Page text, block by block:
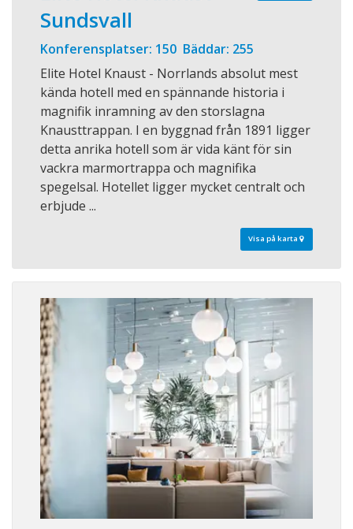
Sundsvall
Konferensplatser: 150 Bäddar: 255
Elite Hotel Knaust - Norrlands absolut mest
kända hotell med en spännande historia i
magnifik inramning av den storslagna
Knausttrappan. I en byggnad från 1891 ligger
detta anrika hotell som är vida känt för sin
vackra marmortrappa och magnifika
spegelsal. Hotellet ligger mycket centralt och
erbjude ...
Visa på karta